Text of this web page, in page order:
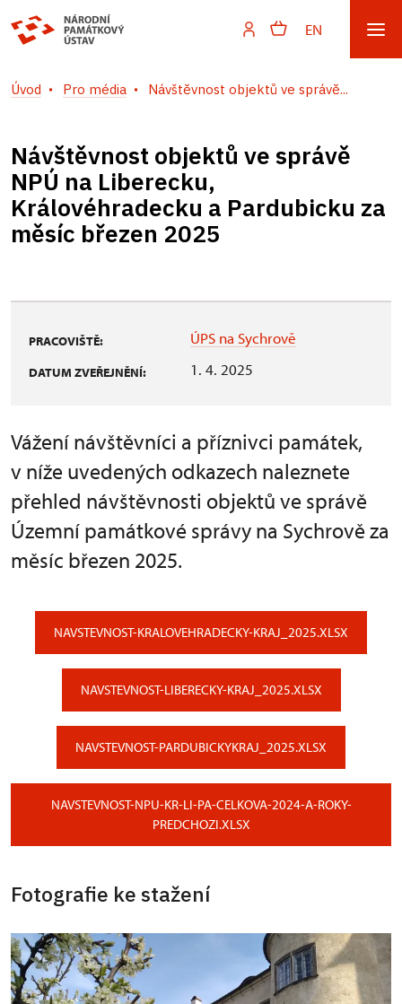
EN
Úvod Pro média Návštěvnost objektů ve správě...
Návštěvnost objektů ve správě
NPÚ na Liberecku,
Královéhradecku a Pardubicku za
měsíc březen 2025
PRACOVIŠTĚ: ÚPS na Sychrově
DATUM ZVEŘEJNĚNÍ: 1. 4. 2025
Vážení návštěvníci a příznivci památek,
v níže uvedených odkazech naleznete
přehled návštěvnosti objektů ve správě
Územní památkové správy na Sychrově za
měsíc březen 2025.
NAVSTEVNOST-KRALOVEHRADECKY-KRAJ_2025.XLSX
NAVSTEVNOST-LIBERECKY-KRAJ_2025.XLSX
NAVSTEVNOST-PARDUBICKYKRAJ_2025.XLSX
NAVSTEVNOST-NPU-KR-LI-PA-CELKOVA-2024-A-ROKY-
PREDCHOZI.XLSX
Fotografie ke stažení